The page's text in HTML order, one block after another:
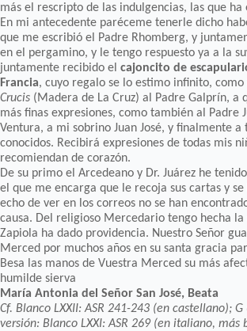
más el rescripto de las indulgencias, las que ha
En mi antecedente paréceme tenerle dicho
que me escribió el Padre Rhomberg, y
en el pergamino, y le tengo respuesto ya a la
juntamente recibido el cajoncito de
Francia, cuyo regalo se lo estimo infinito, como
Crucis (Madera de La Cruz) al Padre Galprín, a
más finas expresiones, como también al Padre
Ventura, a mi sobrino Juan José, y finalmente a
conocidos. Recibirá expresiones de todas mis
recomiendan de corazón.
De su primo el Arcedeano y Dr. Juárez he
el que me encarga que le recoja sus cartas y
echo de ver en los correos no se han
causa. Del religioso Mercedario tengo hecha
Zapiola ha dado providencia. Nuestro Señor
Merced por muchos años en su santa gracia
Besa las manos de Vuestra Merced su más
humilde sierva
María Antonia del Señor San José, Beata
Cf. Blanco LXXII: ASR 241-243 (en castellano);
versión: Blanco LXXI: ASR 269 (en italiano, más